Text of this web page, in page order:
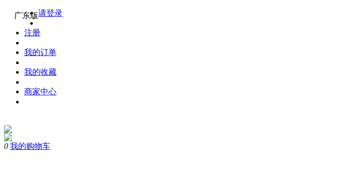
广东版请登录
注册
我的订单
我的收藏
商家中心
0 我的购物车